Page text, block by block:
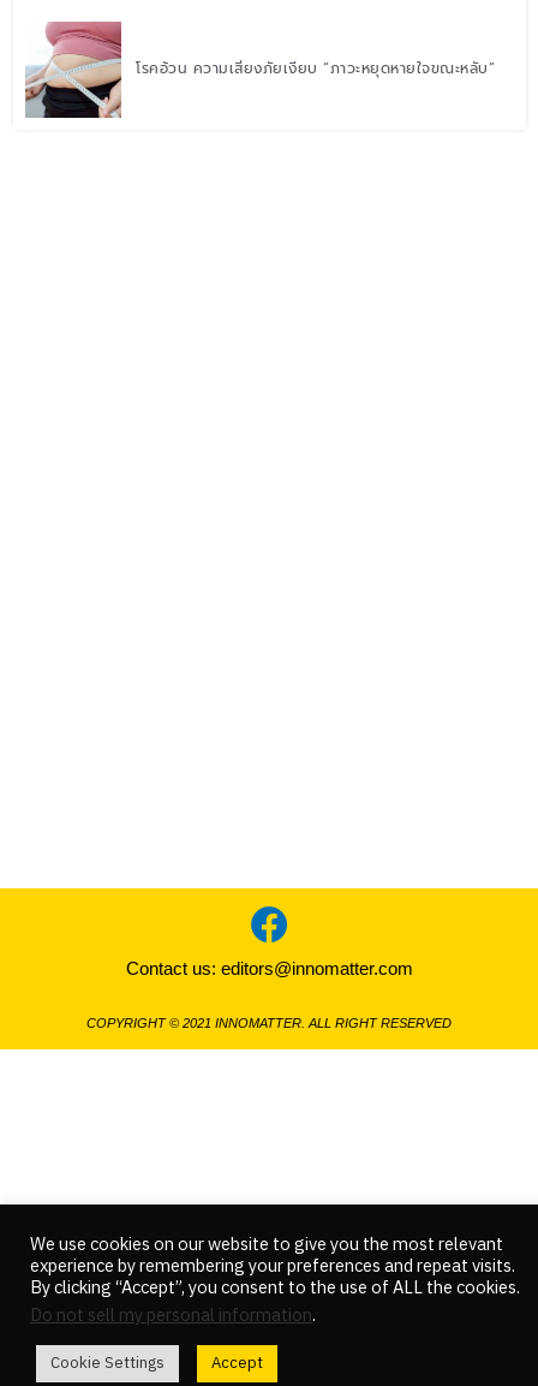
โรคอ้วน ความเสี่ยงภัยเงียบ “ภาวะหยุดหายใจขณะหลับ”
Contact us: editors@innomatter.com
COPYRIGHT © 2021 INNOMATTER. ALL RIGHT RESERVED
We use cookies on our website to give you the most relevant
experience by remembering your preferences and repeat visits.
By clicking “Accept”, you consent to the use of ALL the cookies.
Do not sell my personal information.
Cookie Settings Accept